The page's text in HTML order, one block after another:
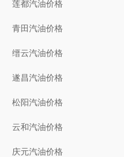
莲都汽油价格
青田汽油价格
缙云汽油价格
遂昌汽油价格
松阳汽油价格
云和汽油价格
庆元汽油价格